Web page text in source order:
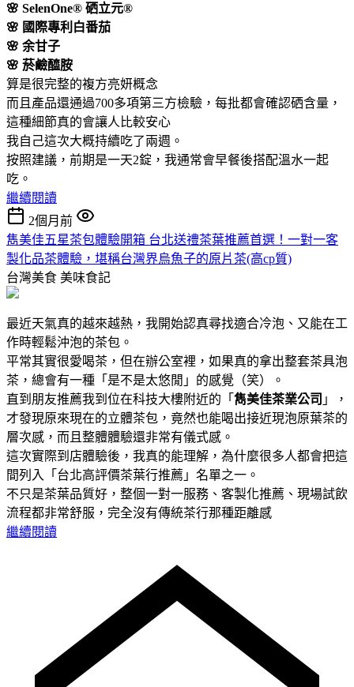
🌸 SelenOne® 硒立元®
🌸 國際專利白番茄
🌸 余甘子
🌸 菸鹼醯胺
算是很完整的複方亮妍概念
而且產品還通過700多項第三方檢驗，每批都會確認硒含量，
這種細節真的會讓人比較安心
我自己這次大概持續吃了兩週。
按照建議，前期是一天2錠，我通常會早餐後搭配溫水一起
吃。
繼續閱讀
2個月前
雋美佳五星茶包體驗開箱 台北送禮茶葉推薦首選！一對一客
製化品茶體驗，堪稱台灣界烏魚子的原片茶(高cp質)
台灣美食 美味食記
最近天氣真的越來越熱，我開始認真尋找適合冷泡、又能在工
作時輕鬆沖泡的茶包。
平常其實很愛喝茶，但在辦公室裡，如果真的拿出整套茶具泡
茶，總會有一種「是不是太悠閒」的感覺（笑）。
直到朋友推薦我到位在科技大樓附近的「 雋美佳茶業公司 」，
才發現原來現在的立體茶包，竟然也能喝出接近現泡原葉茶的
層次感，而且整體體驗還非常有儀式感。
這次實際到店體驗後，我真的能理解，為什麼很多人都會把這
間列入「台北高評價茶葉行推薦」名單之一。
不只是茶葉品質好，整個一對一服務、客製化推薦、現場試飲
流程都非常舒服，完全沒有傳統茶行那種距離感
繼續閱讀